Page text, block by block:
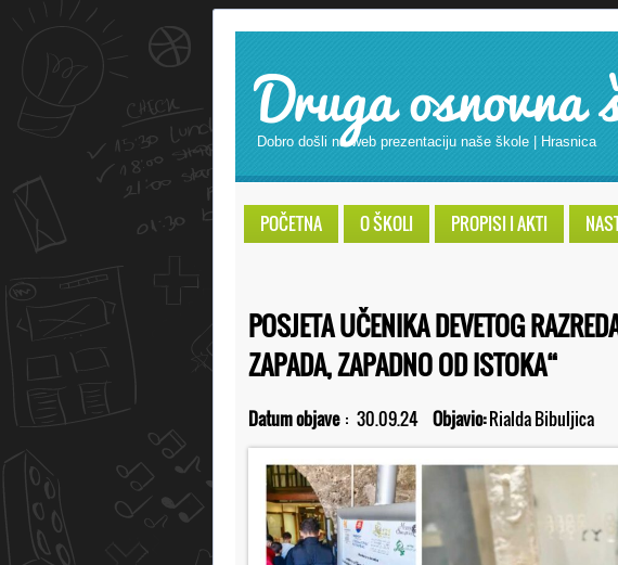
Druga osnovna
Dobro došli na web prezentaciju naše škole | Hrasnica
POČETNA O ŠKOLI PROPISI I AKTI
POSJETA UČENIKA DEVETOG
ZAPADA, ZAPADNO OD ISTOKA“
Datum objave : 30.09.24 Objavio:Rialda Bibuljica